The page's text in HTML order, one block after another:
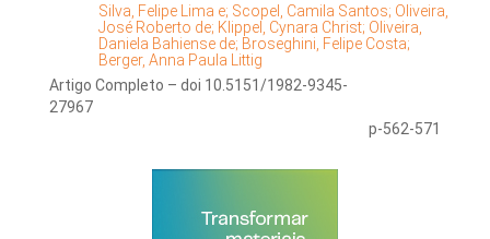
Silva, Felipe Lima e; Scopel, Camila Santos; Oliveira,
José Roberto de; Klippel, Cynara Christ; Oliveira,
Daniela Bahiense de; Broseghini, Felipe Costa;
Berger, Anna Paula Littig
Artigo Completo – doi 10.5151/1982-9345-
27967
p-562-571